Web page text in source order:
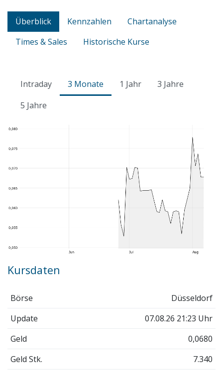
Überblick Kennzahlen
Chartanalyse
Times & Sales
Historische Kurse
Intraday 3 Monate 1 Jahr
3 Jahre
5 Jahre
Kursdaten
Börse
Düsseldorf
Update
07.08.26 21:23 Uhr
Geld
0,0680
Geld Stk.
7.340